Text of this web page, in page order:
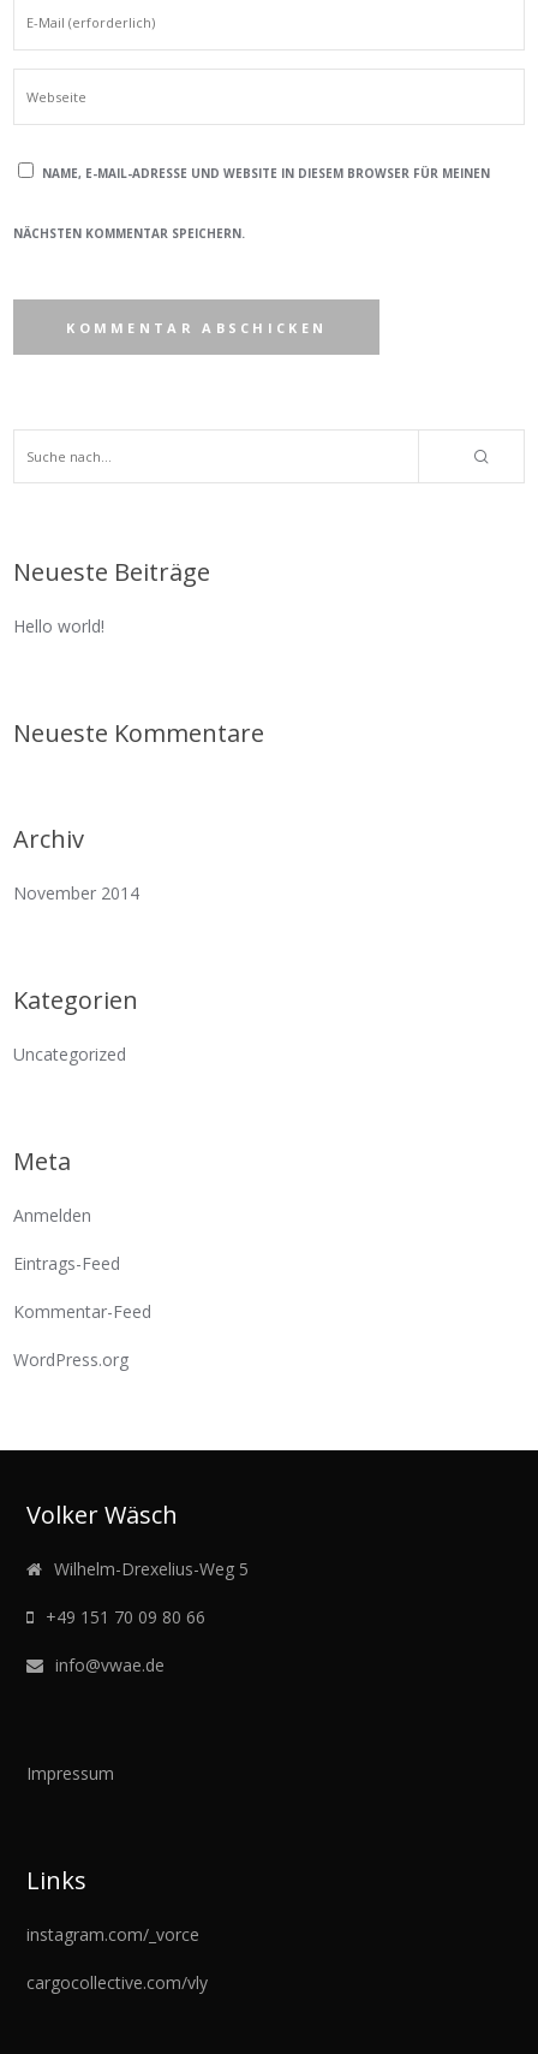
NAME, E-MAIL-ADRESSE UND WEBSITE IN DIESEM BROWSER FÜR MEINEN
NÄCHSTEN KOMMENTAR SPEICHERN.
Neueste Beiträge
Hello world!
Neueste Kommentare
Archiv
November 2014
Kategorien
Uncategorized
Meta
Anmelden
Eintrags-Feed
Kommentar-Feed
WordPress.org
Volker Wäsch
Wilhelm-Drexelius-Weg 5
+49 151 70 09 80 66
info@vwae.de
Impressum
Links
instagram.com/_vorce
cargocollective.com/vly